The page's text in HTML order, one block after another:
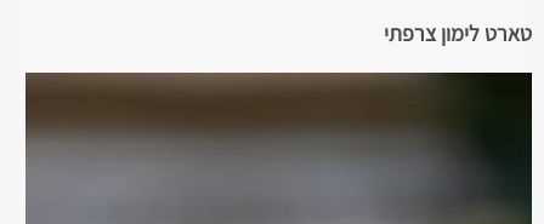
טארט לימון צרפתי